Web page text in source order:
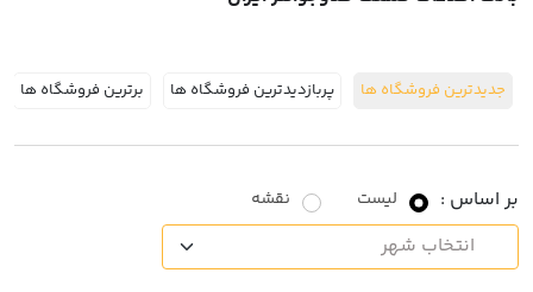
ما
ارتباط
با ما
مقالات
جدیدترین فروشگاه ها پربازدیدترین فروشگاه ها برترین فروشگاه ها
بر اساس : لیست نقشه